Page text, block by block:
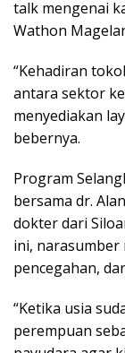
talk mengenai
Wathon
“Kehadiran
antara sektor
menyediakan
bebernya.
Program
bersama dr.
dokter dari
ini, narasumber
pencegahan,
“Ketika usia
perempuan